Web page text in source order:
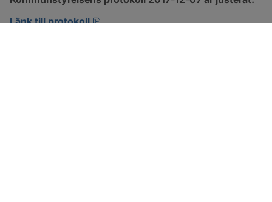
Länk till protokoll
pdf, 123.1 kB, öppnas i nytt fönster.